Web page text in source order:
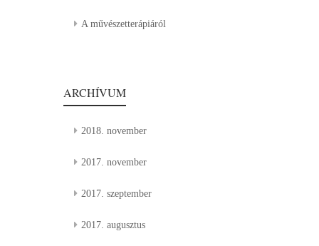
A művészetterápiáról
ARCHÍVUM
2018. november
2017. november
2017. szeptember
2017. augusztus